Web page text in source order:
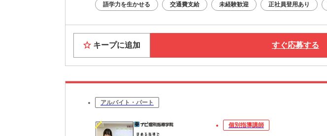
語学力を生かせる 交通費支給 未経験歓迎 正社員登用あり
キープに追加 すぐ応募する
アルバイト・パート
個別指導講師